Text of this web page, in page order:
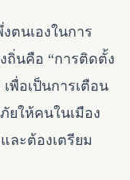
ตนเองในการ
ถิ่นคือ “การติดตั้ง
พื่อเป็นการเตือน
ยให้คนในเมือง
ละต้องเตรียม